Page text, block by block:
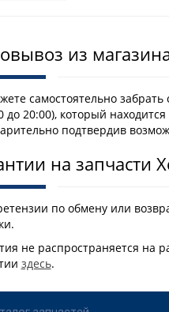
из
самостоятельно
до 20:00), который
подтвердив
на запчасти
по обмену или
не распространяется на
здесь.